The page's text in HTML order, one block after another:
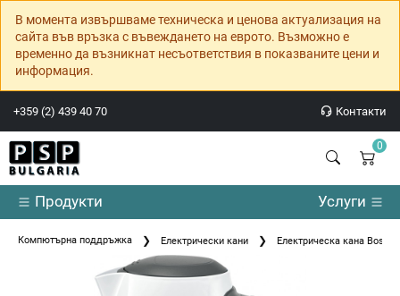
В момента извършваме техническа и ценова актуализация на
сайта във връзка с въвеждането на еврото. Възможно е
временно да възникнат несъответствия в показваните цени и
информация.
+359 (2) 439 40 70 Контакти
0
Продукти Услуги
Компютърна поддръжка Електрически кани Електрическа кана Bosch